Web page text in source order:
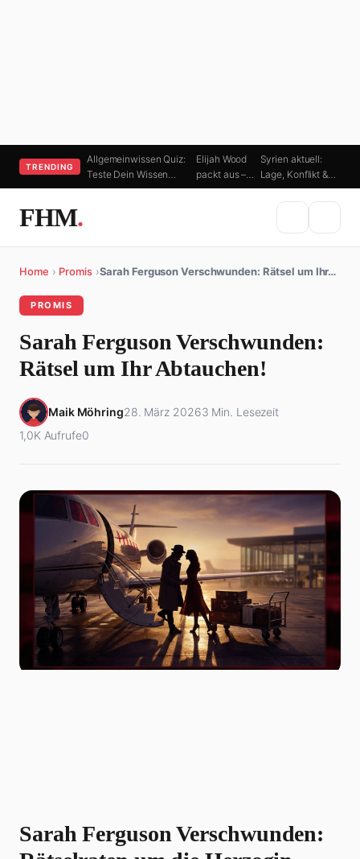
TRENDING
Allgemeinwissen Quiz:
Teste Dein Wissen…
Elijah Wood
packt aus –…
Syrien aktuell:
Lage, Konflikt &…
FHM.
Home › Promis ›Sarah Ferguson Verschwunden: Rätsel um Ihr…
PROMIS
Sarah Ferguson Verschwunden:
Rätsel um Ihr Abtauchen!
Maik Möhring28. März 20263 Min. Lesezeit
1,0K Aufrufe0
Sarah Ferguson Verschwunden: